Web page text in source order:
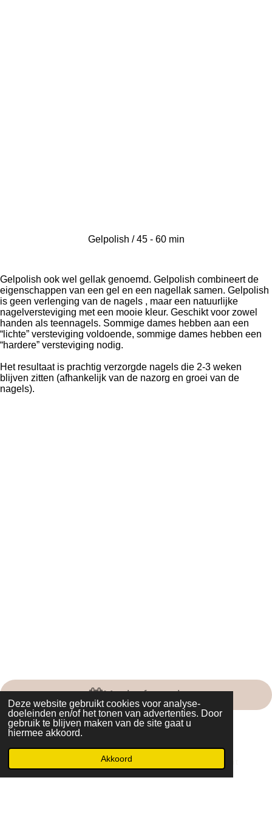
Deze website gebruikt cookies voor analyse-
doeleinden en/of het tonen van advertenties. Door
gebruik te blijven maken van de site gaat u
hiermee akkoord.
Akkoord
Gelpolish / 45 - 60 min
Gelpolish ook wel gellak genoemd. Gelpolish combineert de
eigenschappen van een gel en een nagellak samen. Gelpolish
is geen verlenging van de nagels , maar een natuurlijke
nagelversteviging met een mooie kleur. Geschikt voor zowel
handen als teennagels. Sommige dames hebben aan een
“lichte” versteviging voldoende, sommige dames hebben een
“hardere” versteviging nodig.
Het resultaat is prachtig verzorgde nagels die 2-3 weken
blijven zitten (afhankelijk van de nazorg en groei van de
nagels).
Maak afspraak
© 2022 - 2026 The Saloon Bolsward
Powered byJouwWeb
Telefoonnummer